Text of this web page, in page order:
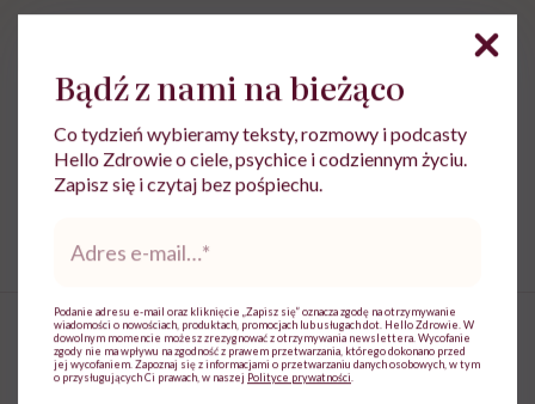
Powiązane tematy:
Bądź z nami na bieżąco
Co tydzień wybieramy teksty, rozmowy i podcasty
Hello Zdrowie o ciele, psychice i codziennym życiu.
Zapisz się i czytaj bez pośpiechu.
*
Podanie adresu e-mail oraz kliknięcie „Zapisz się” oznacza zgodę na otrzymywanie
wiadomości o nowościach, produktach, promocjach lub usługach dot. Hello Zdrowie. W
dowolnym momencie możesz zrezygnować z otrzymywania newslettera. Wycofanie
zgody nie ma wpływu na zgodność z prawem przetwarzania, którego dokonano przed
jej wycofaniem. Zapoznaj się z informacjami o przetwarzaniu danych osobowych, w tym
o przysługujących Ci prawach, w naszej Polityce prywatności